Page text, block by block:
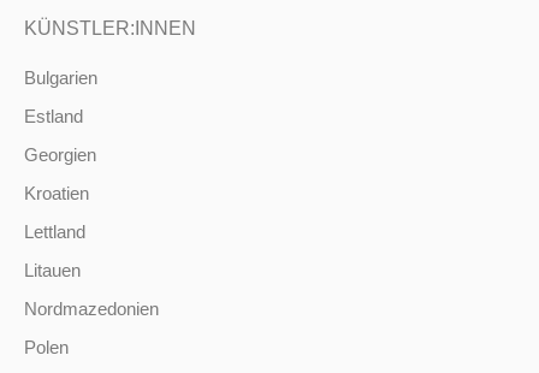
KÜNSTLER:INNEN
Bulgarien
Estland
Georgien
Kroatien
Lettland
Litauen
Nordmazedonien
Polen